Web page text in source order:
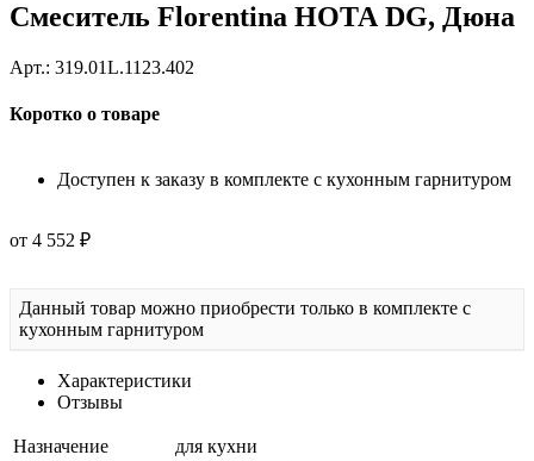
Смеситель Florentina НОТА DG, Дюна
Арт.: 319.01L.1123.402
Коротко о товаре
Доступен к заказу в комплекте с кухонным гарнитуром
от 4 552 ₽
Данный товар можно приобрести только в комплекте с
кухонным гарнитуром
Характеристики
Отзывы
Назначение
для кухни